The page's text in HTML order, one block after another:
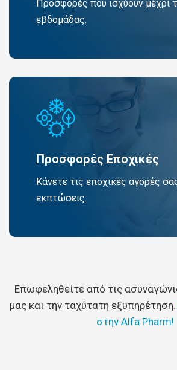
Προσφορές που ισχύουν μέχρι
εβδομάδας.
Προσφορές Εποχικές
Κάνετε τις εποχικές αγορές
εκπτώσεις.
Επωφεληθείτε από τις
μας και την ταχύτατη εξυπηρέτηση.
στην Alfa Pharm!